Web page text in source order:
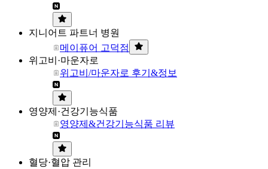
지니어트 파트너 병원
메이퓨어 고덕점
위고비·마운자로
위고비/마운자로 후기&정보
영양제·건강기능식품
영양제&건강기능식품 리뷰
혈당·혈압 관리